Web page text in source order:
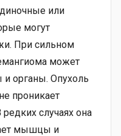
или
могут
При сильном
может
и органы. Опухоль
проникает
случаях она
мышцы и